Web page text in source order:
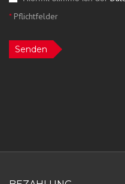
*Pflichtfelder
Senden